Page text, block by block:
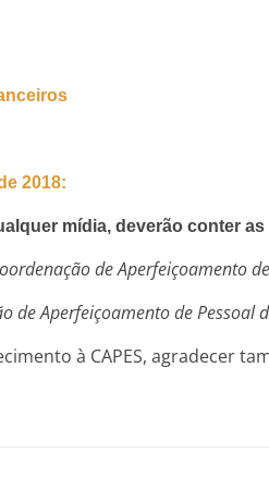
2018:
mídia, deverão conter
de Aperfeiçoamento
Aperfeiçoamento de Pessoal
à CAPES, agradecer